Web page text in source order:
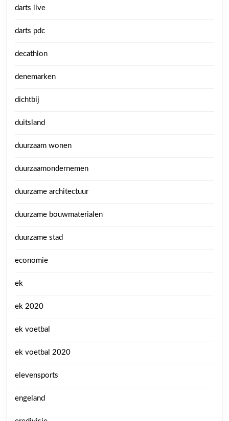
darts live
darts pdc
decathlon
denemarken
dichtbij
duitsland
duurzaam wonen
duurzaamondernemen
duurzame architectuur
duurzame bouwmaterialen
duurzame stad
economie
ek
ek 2020
ek voetbal
ek voetbal 2020
elevensports
engeland